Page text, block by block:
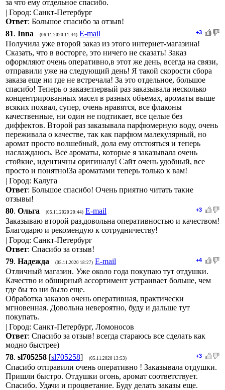
за что ему отдельное спасибо.
| Город: Санкт-Петербург
Ответ: Большое спасибо за отзыв!
+3
81. Inna (06.11.2020 11:44) E-mail
Получила уже второй заказ из этого интернет-магазина!
Сказать, что в восторге, это ничего не сказать! Заказ
оформляют очень оперативно,в этот же день, всегда на связи,
отправили уже на следующий день! Я такой скорости сбора
заказа еще ни где не встречала! За это отдельное, большое
спасибо! Теперь о заказе:первый раз заказывала несколько
концентрированных масел в разных объемах, ароматы выше
всяких похвал, супер, очень нравятся, все флаконы
качественные, ни один не подтикает, все целые без
диффектов. Второй раз заказывала парфюмерную воду, очень
переживала о качестве, так как парфюм малекулярный, но
аромат просто волшебный, дола ему отстояться и теперь
наслаждаюсь. Все ароматы, которые я заказывала очень
стойкие, идентичны оригиналу! Сайт очень удобный, все
просто и понятно!За ароматами теперь только к вам!
| Город: Калуга
Ответ: Большое спасибо! Очень приятно читать такие
отзывы!
+3
80. Ольга (05.11.2020 20:44) E-mail
Заказываю второй раз,довольна оперативностью и качеством!
Благодарю и рекомендую к сотрудничеству!
| Город: Санкт-Петербург
Ответ: Спасибо за отзыв!
+4
79. Надежда (05.11.2020 18:27) E-mail
Отличный магазин. Уже около года покупаю тут отдушки.
Качество и обширный ассортимент устраивает больше, чем
где бы то ни было еще.
Обработка заказов очень оперативная, практически
мгновенная. Довольна невероятно, буду и дальше тут
покупать.
| Город: Санкт-Петербург, Ломоносов
Ответ: Спасибо за отзыв! всегда стараюсь все сделать как
модно быстрее)
+3
78. sl705258 [sl705258] (05.11.2020 13:53)
Спасибо отправили очень оперативно ! Заказывала отдушки.
Пришли быстро. Отдушки огонь, аромат соответствует.
Спасибо. Удачи и процветание. Буду делать заказы еще.